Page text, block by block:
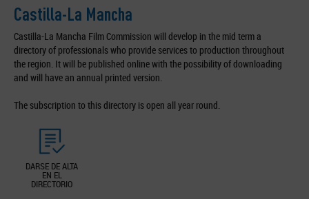
Castilla-La Mancha
Castilla-La Mancha Film Commission will develop in the mid term a
directory of professionals who provide services to production throughout
the region. It will be published online with the possibility of downloading
and will have an annual printed version.
The subscription to this directory is open all year round.
DARSE DE ALTA
EN EL
DIRECTORIO